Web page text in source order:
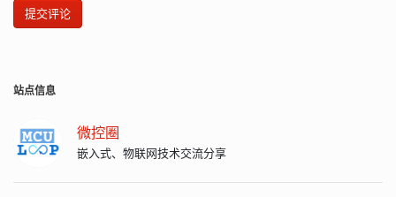
提交评论
站点信息
微控圈
嵌入式、物联网技术交流分享